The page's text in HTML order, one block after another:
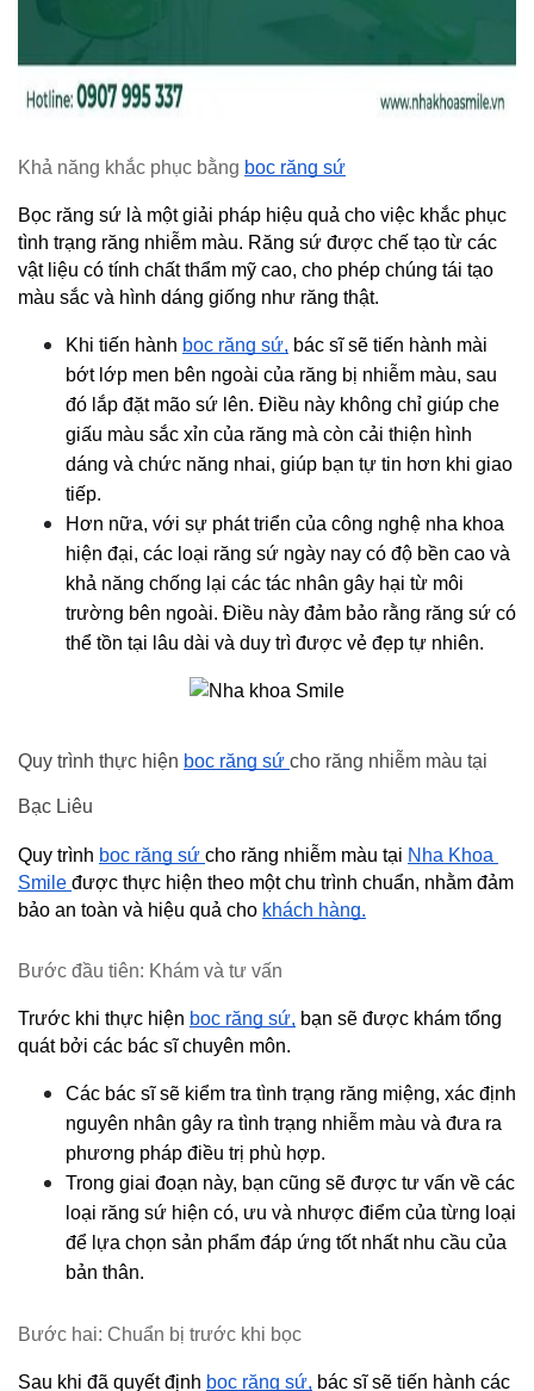
Khả năng khắc phục bằng bọc răng sứ
Bọc răng sứ là một giải pháp hiệu quả cho việc khắc phục
tình trạng răng nhiễm màu. Răng sứ được chế tạo từ các
vật liệu có tính chất thẩm mỹ cao, cho phép chúng tái tạo
màu sắc và hình dáng giống như răng thật.
Khi tiến hành bọc răng sứ, bác sĩ sẽ tiến hành mài
bớt lớp men bên ngoài của răng bị nhiễm màu, sau
đó lắp đặt mão sứ lên. Điều này không chỉ giúp che
giấu màu sắc xỉn của răng mà còn cải thiện hình
dáng và chức năng nhai, giúp bạn tự tin hơn khi giao
tiếp.
Hơn nữa, với sự phát triển của công nghệ nha khoa
hiện đại, các loại răng sứ ngày nay có độ bền cao và
khả năng chống lại các tác nhân gây hại từ môi
trường bên ngoài. Điều này đảm bảo rằng răng sứ có
thể tồn tại lâu dài và duy trì được vẻ đẹp tự nhiên.
Quy trình thực hiện bọc răng sứ cho răng nhiễm màu tại
Bạc Liêu
Quy trình bọc răng sứ cho răng nhiễm màu tại Nha Khoa
Smile được thực hiện theo một chu trình chuẩn, nhằm đảm
bảo an toàn và hiệu quả cho khách hàng.
Bước đầu tiên: Khám và tư vấn
Trước khi thực hiện bọc răng sứ, bạn sẽ được khám tổng
quát bởi các bác sĩ chuyên môn.
Các bác sĩ sẽ kiểm tra tình trạng răng miệng, xác định
nguyên nhân gây ra tình trạng nhiễm màu và đưa ra
phương pháp điều trị phù hợp.
Trong giai đoạn này, bạn cũng sẽ được tư vấn về các
loại răng sứ hiện có, ưu và nhược điểm của từng loại
để lựa chọn sản phẩm đáp ứng tốt nhất nhu cầu của
bản thân.
Bước hai: Chuẩn bị trước khi bọc
Sau khi đã quyết định bọc răng sứ, bác sĩ sẽ tiến hành các